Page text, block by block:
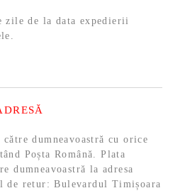
zile de la data expedierii
dumneavoastră cu orice
Poșta Română. Plata
dumneavoastră la adresa
de retur: Bulevardul Timișoara